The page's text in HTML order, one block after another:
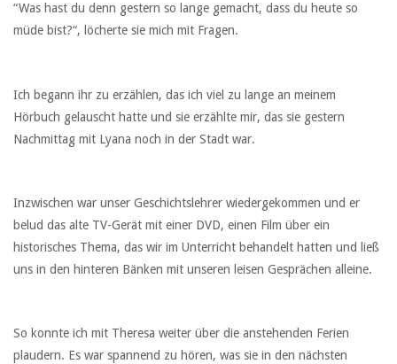
“Was hast du denn gestern so lange gemacht, dass du heute so
müde bist?“, löcherte sie mich mit Fragen.
Ich begann ihr zu erzählen, das ich viel zu lange an meinem
Hörbuch gelauscht hatte und sie erzählte mir, das sie gestern
Nachmittag mit Lyana noch in der Stadt war.
Inzwischen war unser Geschichtslehrer wiedergekommen und er
belud das alte TV-Gerät mit einer DVD, einen Film über ein
historisches Thema, das wir im Unterricht behandelt hatten und ließ
uns in den hinteren Bänken mit unseren leisen Gesprächen alleine.
So konnte ich mit Theresa weiter über die anstehenden Ferien
plaudern. Es war spannend zu hören, was sie in den nächsten